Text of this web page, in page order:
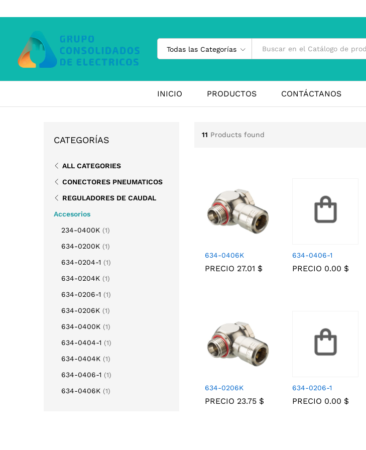
Todas las Categorías
INICIO PRODUCTOS CONTÁCTANOS
11 Products found
634-0406K
PRECIO 27.01 $
27.01 $
634-0406-1
PRECIO 0.00 $
0.00 $
634-0206K
PRECIO 23.75 $
23.75 $
634-0206-1
PRECIO 0.00 $
0.00 $
CATEGORÍAS
ALL CATEGORIES
CONECTORES PNEUMATICOS
REGULADORES DE CAUDAL
Accesorios
234-0400K (1)
634-0200K (1)
634-0204-1 (1)
634-0204K (1)
634-0206-1 (1)
634-0206K (1)
634-0400K (1)
634-0404-1 (1)
634-0404K (1)
634-0406-1 (1)
634-0406K (1)